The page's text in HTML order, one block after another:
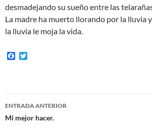
desmadejando su sueño entre las
La madre ha muerto llorando por la lluvia
la lluvia le moja la vida.
F
o
o
e
r
Navegación
de
ENTRADA ANTERIOR
Mi mejor hacer.